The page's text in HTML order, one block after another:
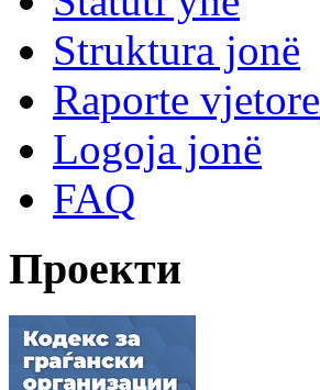
Struktura jonë
Raporte vjetore
Logoja jonë
FAQ
Проекти